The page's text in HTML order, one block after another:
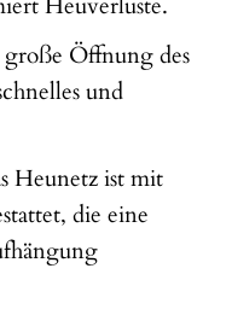
Öffnung des
und
Heunetz ist mit
die eine